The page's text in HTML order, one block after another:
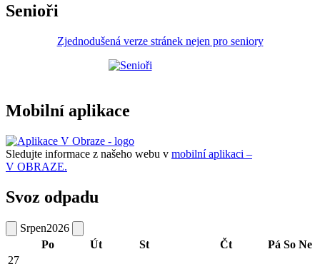
Senioři
Zjednodušená verze stránek nejen pro seniory
Mobilní aplikace
Sledujte informace z našeho webu v mobilní aplikaci –
V OBRAZE.
Svoz odpadu
Srpen2026
Po
Út St Čt Pá So Ne
27